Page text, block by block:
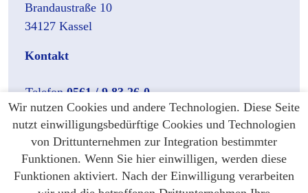
Brandaustraße 10
34127 Kassel
Kontakt
Telefon0561 / 9 83 26-0
stiftung(at)heilhaus.org
Instagram Facebook
Wir nutzen Cookies und andere Technologien. Diese Seite
nutzt einwilligungsbedürftige Cookies und Technologien
von Drittunternehmen zur Integration bestimmter
Funktionen. Wenn Sie hier einwilligen, werden diese
Funktionen aktiviert. Nach der Einwilligung verarbeiten